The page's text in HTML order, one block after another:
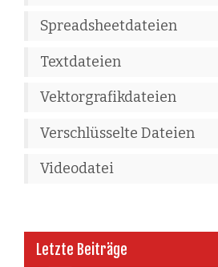
Spreadsheetdateien
Textdateien
Vektorgrafikdateien
Verschlüsselte Dateien
Videodatei
Letzte Beiträge